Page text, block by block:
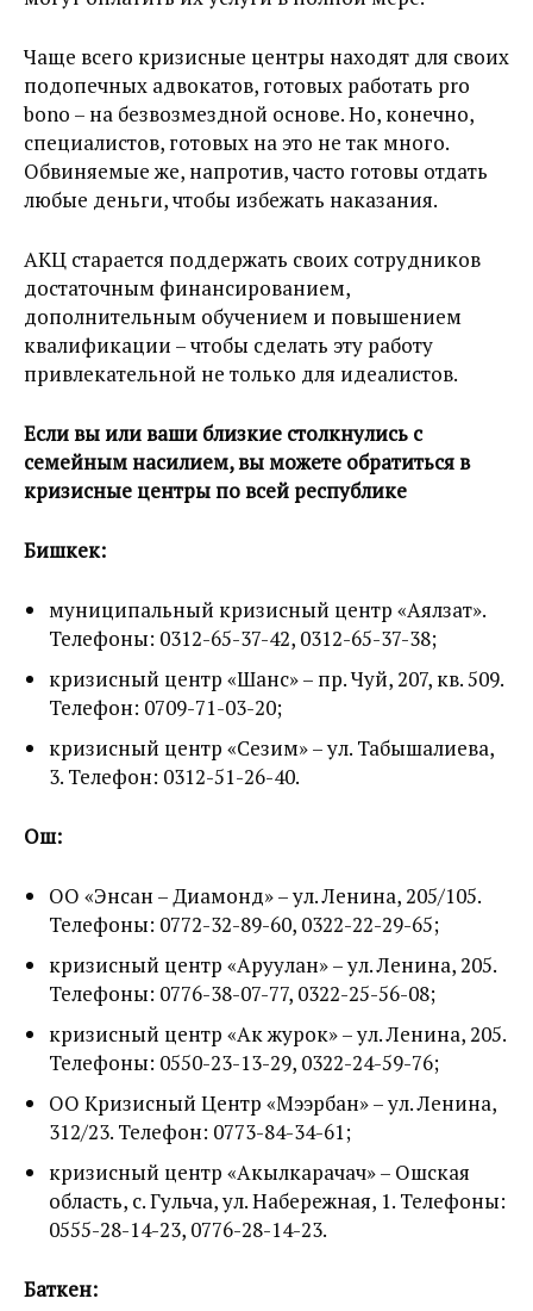
Чаще всего кризисные центры находят для своих
подопечных адвокатов, готовых работать pro
bono – на безвозмездной основе. Но, конечно,
специалистов, готовых на это не так много.
Обвиняемые же, напротив, часто готовы отдать
любые деньги, чтобы избежать наказания.
АКЦ старается поддержать своих сотрудников
достаточным финансированием,
дополнительным обучением и повышением
квалификации – чтобы сделать эту работу
привлекательной не только для идеалистов.
Если вы или ваши близкие столкнулись с
семейным насилием, вы можете обратиться в
кризисные центры по всей республике
Бишкек:
муниципальный кризисный центр «Аялзат».
Телефоны: 0312-65-37-42, 0312-65-37-38;
кризисный центр «Шанс» – пр. Чуй, 207, кв. 509.
Телефон: 0709-71-03-20;
кризисный центр «Сезим» – ул. Табышалиева,
3. Телефон: 0312-51-26-40.
Ош:
ОО «Энсан – Диамонд» – ул. Ленина, 205/105.
Телефоны: 0772-32-89-60, 0322-22-29-65;
кризисный центр «Аруулан» – ул. Ленина, 205.
Телефоны: 0776-38-07-77, 0322-25-56-08;
кризисный центр «Ак журок» – ул. Ленина, 205.
Телефоны: 0550-23-13-29, 0322-24-59-76;
ОО Кризисный Центр «Мээрбан» – ул. Ленина,
312/23. Телефон: 0773-84-34-61;
кризисный центр «Акылкарачач» – Ошская
область, с. Гульча, ул. Набережная, 1. Телефоны:
0555-28-14-23, 0776-28-14-23.
Баткен: